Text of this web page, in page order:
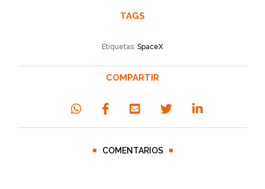
TAGS
Etiquetas: SpaceX
COMPARTIR
COMENTARIOS